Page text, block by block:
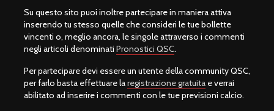
Su questo sito puoi inoltre partecipare in maniera attiva
inserendo tu stesso quelle che consideri le tue bollette
vincenti o, meglio ancora, le singole attraverso i commenti
negli articoli denominati Pronostici QSC.
Per partecipare devi essere un utente della community QSC,
per farlo basta effettuare laregistrazione gratuita e verrai
abilitato ad inserire i commenti con le tue previsioni calcio.